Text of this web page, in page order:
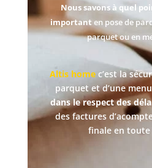
Nous savons à quel
importanten pose de
parquet ou en
Altis home c’est la
parquet et d’une
dans le respect des
des factures
finale en toute